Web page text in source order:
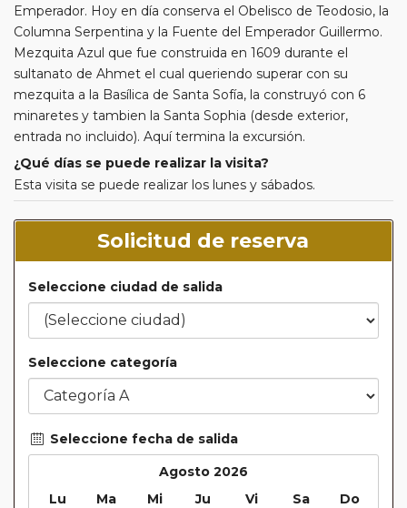
Emperador. Hoy en día conserva el Obelisco de Teodosio, la
Columna Serpentina y la Fuente del Emperador Guillermo.
Mezquita Azul que fue construida en 1609 durante el
sultanato de Ahmet el cual queriendo superar con su
mezquita a la Basílica de Santa Sofía, la construyó con 6
minaretes y tambien la Santa Sophia (desde exterior,
entrada no incluido). Aquí termina la excursión.
¿Qué días se puede realizar la visita?
Esta visita se puede realizar los lunes y sábados.
Solicitud de reserva
Seleccione ciudad de salida
Seleccione categoría
Seleccione fecha de salida
Agosto 2026
Lu
Ma Mi Ju Vi Sa Do